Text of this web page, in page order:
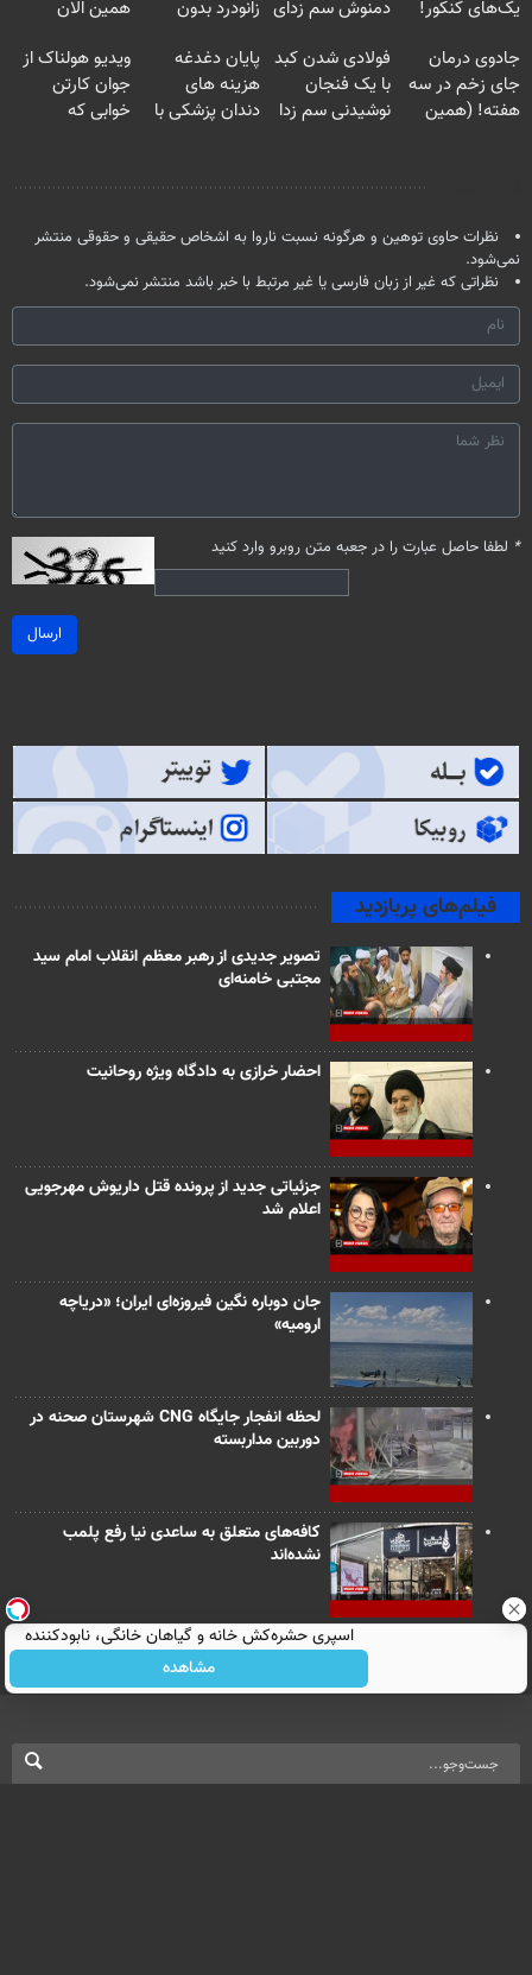
یک‌های کنکور!
دمنوش سم زدای زانودرد بدون
همین الان
۲۵ میلیون
تومان!!!
جادوی درمان
جای زخم در سه
هفته! (همین
فولادی شدن کبد
با یک فنجان
نوشیدنی سم زدا
پایان دغدغه
هزینه های
دندان پزشکی با
ویدیو هولناک از
جوان کارتن
خوابی که
نظرات حاوی توهین و هرگونه نسبت ناروا به اشخاص حقیقی و حقوقی منتشر
نمی‌شود.
نظراتی که غیر از زبان فارسی یا غیر مرتبط با خبر باشد منتشر نمی‌شود.
* لطفا حاصل عبارت را در جعبه متن روبرو وارد کنید
ارسال
فیلم‌های پربازدید
تصویر جدیدی از رهبر معظم انقلاب امام سید
مجتبی خامنه‌ای
احضار خرازی به دادگاه ویژه روحانیت
جزئیاتی جدید از پرونده قتل داریوش مهرجویی
اعلام شد
جان دوباره نگین فیروزه‌ای ایران؛ «دریاچه
ارومیه»
لحظه انفجار جایگاه CNG شهرستان صحنه در
دوربین مداربسته
کافه‌های متعلق به ساعدی نیا رفع پلمب
نشده‌اند
اسپری حشره‌کش خانه و گیاهان خانگی، نابودکننده
انواع حشرات خانگی و آفات
مشاهده